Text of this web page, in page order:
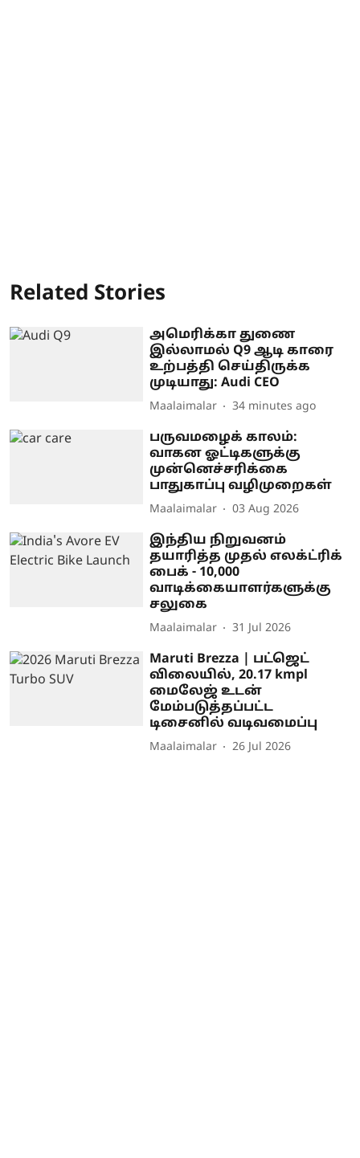
Related Stories
அமெரிக்கா துணை
இல்லாமல் Q9 ஆடி காரை
உற்பத்தி செய்திருக்க
முடியாது: Audi CEO
Maalaimalar 34 minutes ago
பருவமழைக் காலம்:
வாகன ஓட்டிகளுக்கு
முன்னெச்சரிக்கை
பாதுகாப்பு வழிமுறைகள்
Maalaimalar 03 Aug 2026
இந்திய நிறுவனம்
தயாரித்த முதல் எலக்ட்ரிக்
பைக் - 10,000
வாடிக்கையாளர்களுக்கு
சலுகை
Maalaimalar 31 Jul 2026
Maruti Brezza | பட்ஜெட்
விலையில், 20.17 kmpl
மைலேஜ் உடன்
மேம்படுத்தப்பட்ட
டிசைனில் வடிவமைப்பு
Maalaimalar 26 Jul 2026